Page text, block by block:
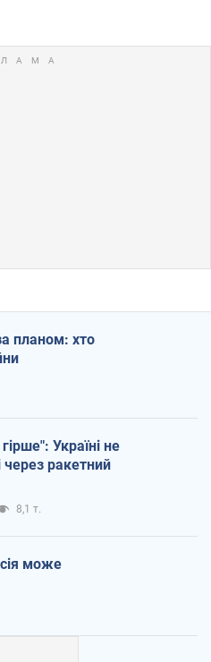
планом: хто
Україні не
через ракетний
8,1 т.
може